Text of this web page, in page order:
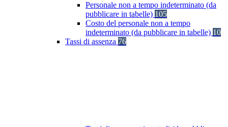
Personale non a tempo indeterminato (da
pubblicare in tabelle) 105
Costo del personale non a tempo
indeterminato (da pubblicare in tabelle) 10
Tassi di assenza 76